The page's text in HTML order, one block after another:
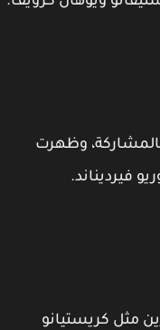
وظهرت
كريستيانو